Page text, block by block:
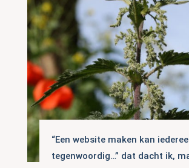
“Een website maken kan
tegenwoordig…” dat dacht ik,